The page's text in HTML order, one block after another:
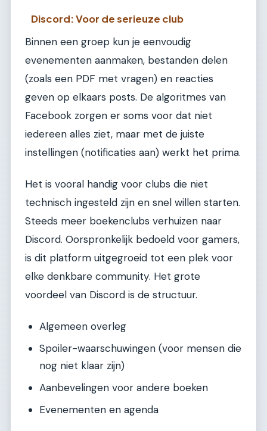
Discord: Voor de serieuze club
Binnen een groep kun je eenvoudig
evenementen aanmaken, bestanden delen
(zoals een PDF met vragen) en reacties
geven op elkaars posts. De algoritmes van
Facebook zorgen er soms voor dat niet
iedereen alles ziet, maar met de juiste
instellingen (notificaties aan) werkt het prima.
Het is vooral handig voor clubs die niet
technisch ingesteld zijn en snel willen starten.
Steeds meer boekenclubs verhuizen naar
Discord. Oorspronkelijk bedoeld voor gamers,
is dit platform uitgegroeid tot een plek voor
elke denkbare community. Het grote
voordeel van Discord is de structuur.
Algemeen overleg
Spoiler-waarschuwingen (voor mensen die
nog niet klaar zijn)
Aanbevelingen voor andere boeken
Evenementen en agenda